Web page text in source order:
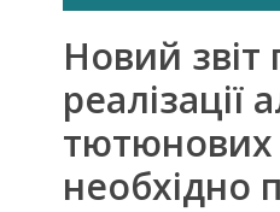
Новий звіт
реалізації
тютюнових
необхідно